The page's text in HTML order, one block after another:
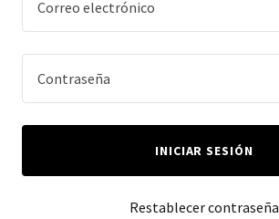
INICIAR SESIÓN
Restablecer contraseña